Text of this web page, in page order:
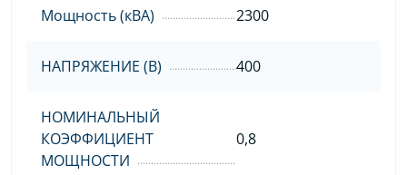
Мощность (кВА) 2300
НАПРЯЖЕНИЕ (В) 400
НОМИНАЛЬНЫЙ
КОЭФФИЦИЕНТ
МОЩНОСТИ
0,8